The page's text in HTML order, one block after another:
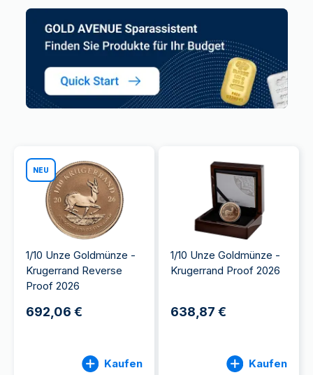
NEU
1/10 Unze Goldmünze -
Krugerrand Reverse
Proof 2026
692,06 €
Kaufen
1/10 Unze Goldmünze -
Krugerrand Proof 2026
638,87 €
Kaufen